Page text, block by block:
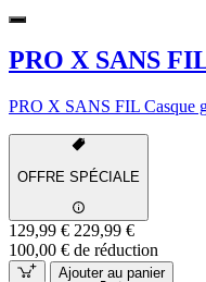
PRO X SANS
PRO X SANS FIL Casque
OFFRE SPÉCIALE
129,99 € 229,99 €
100,00 € de réduction
Ajouter au panier